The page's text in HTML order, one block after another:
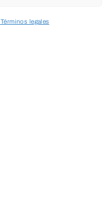
Términos legales